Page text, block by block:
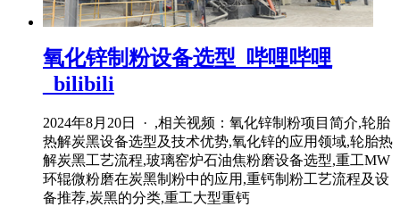
氧化锌制粉设备选型_哔哩哔哩
_bilibili
2024年8月20日 · ,相关视频：氧化锌制粉项目简介,轮胎
热解炭黑设备选型及技术优势,氧化锌的应用领域,轮胎热
解炭黑工艺流程,玻璃窑炉石油焦粉磨设备选型,重工MW
环辊微粉磨在炭黑制粉中的应用,重钙制粉工艺流程及设
备推荐,炭黑的分类,重工大型重钙